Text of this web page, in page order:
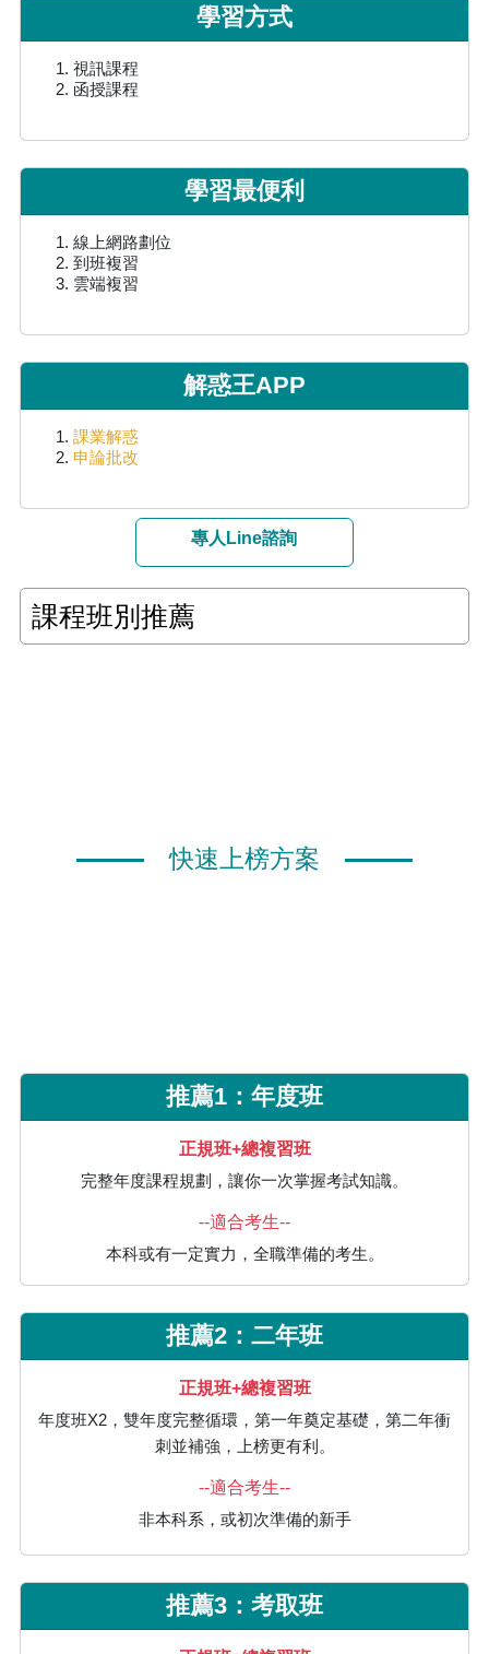
學習方式
視訊課程
函授課程
學習最便利
線上網路劃位
到班複習
雲端複習
解惑王APP
課業解惑
申論批改
專人Line諮詢
課程班別推薦
快速上榜方案
推薦1：年度班
正規班+總複習班
完整年度課程規劃，讓你一次掌握考試知識。
--適合考生--
本科或有一定實力，全職準備的考生。
推薦2：二年班
正規班+總複習班
年度班X2，雙年度完整循環，第一年奠定基礎，第二年衝
刺並補強，上榜更有利。
--適合考生--
非本科系，或初次準備的新手
推薦3：考取班